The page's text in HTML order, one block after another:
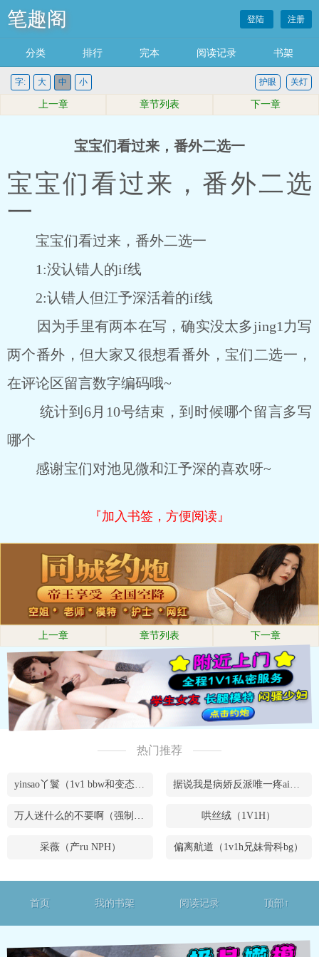
笔趣阁 登陆 注册
分类 排行 完本 阅读记录 书架
字: 大 中 小 关灯
护眼
上一章 章节列表 下一章
宝宝们看过来，番外二选一
宝宝们看过来，番外二选
一
宝宝们看过来，番外二选一
1:没认错人的if线
2:认错人但江予深活着的if线
因为手里有两本在写，确实没太多jing1力写
两个番外，但大家又很想看番外，宝们二选一，
在评论区留言数字编码哦~
统计到6月10号结束，到时候哪个留言多写
哪个
感谢宝们对池见微和江予深的喜欢呀~
『加入书签，方便阅读』
上一章 章节列表 下一章
热门推荐
yinsao丫鬟（1v1 bbw和变态腹黑男） 据说我是病娇反派唯一疼ai的妹妹（兄妹骨）
万人迷什么的不要啊（强制NPH） 哄丝绒（1V1H）
采薇（产ru NPH） 偏离航道（1v1h兄妹骨科bg）
首页 我的书架 阅读记录 顶部↑